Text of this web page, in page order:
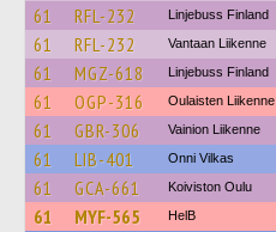
61 RFL-232 Linjebuss Finland
61 RFL-232 Vantaan Liikenne
61 MGZ-618 Linjebuss Finland
61 OGP-316 Oulaisten Liikenne
61 GBR-306 Vainion Liikenne
61 LIB-401 Onni Vilkas
61 GCA-661 Koiviston Oulu
61 MYF-565 HelB